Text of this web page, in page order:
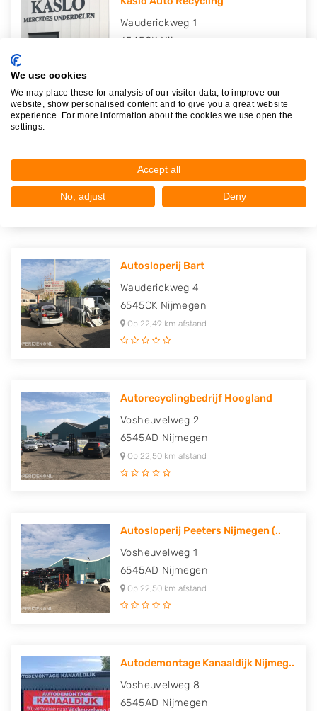
Wauderickweg 1
6545CK Nijmegen
6545CK Nijmegen
Op 22,45 km afstand
Autosloperij Bart
Wauderickweg 4
6545CK Nijmegen
Op 22,49 km afstand
Autorecyclingbedrijf Hoogland
Vosheuvelweg 2
6545AD Nijmegen
Op 22,50 km afstand
Autosloperij Peeters Nijmegen (..
Vosheuvelweg 1
6545AD Nijmegen
Op 22,50 km afstand
Autodemontage Kanaaldijk Nijmeg..
Vosheuvelweg 8
6545AD Nijmegen
We use cookies
We may place these for analysis of our visitor data, to improve our
website, show personalised content and to give you a great website
experience. For more information about the cookies we use open the
settings.
Accept all
No, adjust Deny